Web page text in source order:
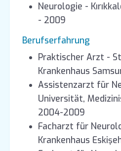
Neurologie -
- 2009
Berufserfahrung
Praktischer Arzt -
Krankenhaus
Assistenzarzt für
Universität,
2004-2009
Facharzt für
Krankenhaus